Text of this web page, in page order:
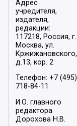
Адрес
учредителя,
издателя,
редакции:
117218, Россия, г.
Москва, ул.
Кржижановского,
д.13, кор. 2
Телефон: +7 (495)
718-84-11
И.О. главного
редактора
Дорохова Н.В.